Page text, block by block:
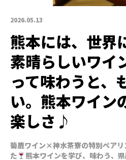
2026.05.13
熊本には、世界
素晴らしいワイ
って味わうと、
い。熊本ワイン
楽しさ♪
菊鹿ワイン×神水茶寮の特別ペアリ
た
熊本ワインを学び、味わう、